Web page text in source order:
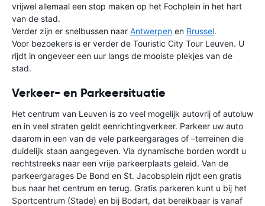
vrijwel allemaal een stop maken op het Fochplein in het hart
van de stad.
Verder zijn er snelbussen naar Antwerpen en Brussel.
Voor bezoekers is er verder de Touristic City Tour Leuven. U
rijdt in ongeveer een uur langs de mooiste plekjes van de
stad.
Verkeer- en Parkeersituatie
Het centrum van Leuven is zo veel mogelijk autovrij of autoluw
en in veel straten geldt eenrichtingverkeer. Parkeer uw auto
daarom in een van de vele parkeergarages of –terreinen die
duidelijk staan aangegeven. Via dynamische borden wordt u
rechtstreeks naar een vrije parkeerplaats geleid. Van de
parkeergarages De Bond en St. Jacobsplein rijdt een gratis
bus naar het centrum en terug. Gratis parkeren kunt u bij het
Sportcentrum (Stade) en bij Bodart, dat bereikbaar is vanaf